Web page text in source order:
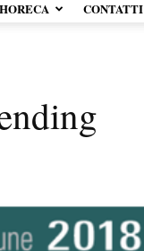
HORECA CONTATTI